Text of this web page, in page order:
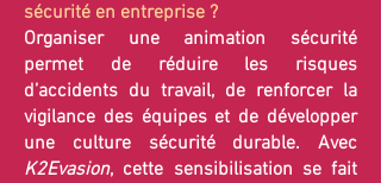
sécurité en entreprise ?
Organiser une animation sécurité
permet de réduire les risques
d’accidents du travail, de renforcer la
vigilance des équipes et de développer
une culture sécurité durable. Avec
K2Evasion, cette sensibilisation se fait